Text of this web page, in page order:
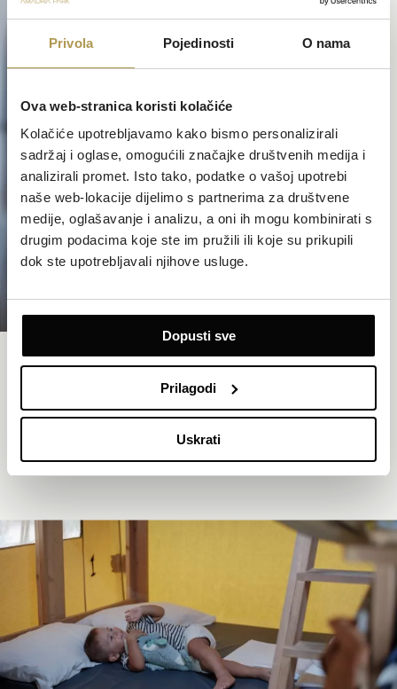
Privola Pojedinosti O nama
Ova web-stranica koristi kolačiće
Kolačiće upotrebljavamo kako bismo personalizirali
sadržaj i oglase, omogućili značajke društvenih medija i
analizirali promet. Isto tako, podatke o vašoj upotrebi
naše web-lokacije dijelimo s partnerima za društvene
medije, oglašavanje i analizu, a oni ih mogu kombinirati s
drugim podacima koje ste im pružili ili koje su prikupili
dok ste upotrebljavali njihove usluge.
Dopusti sve
Prilagodi
Uskrati